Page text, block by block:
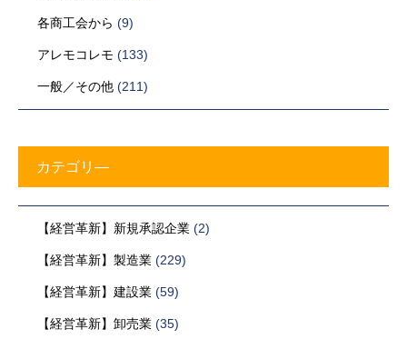
各商工会から (9)
アレモコレモ (133)
一般／その他 (211)
カテゴリ―
【経営革新】新規承認企業 (2)
【経営革新】製造業 (229)
【経営革新】建設業 (59)
【経営革新】卸売業 (35)